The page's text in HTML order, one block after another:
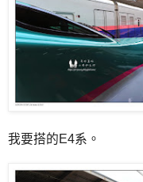
我要搭的E4系。